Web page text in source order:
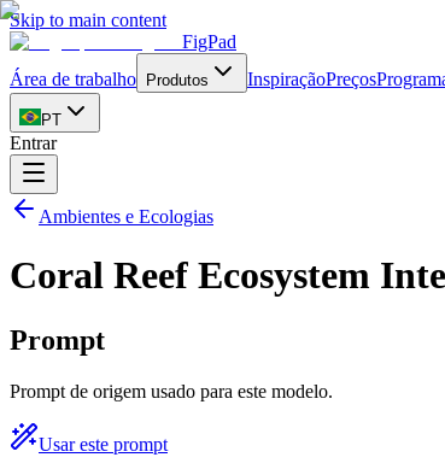
Skip to main content
FigPad
Área de trabalho
Produtos InspiraçãoPreços
PT
Entrar
Ambientes e Ecologias
Coral Reef Ecosystem
Prompt
Prompt de origem usado para este modelo.
Usar este prompt